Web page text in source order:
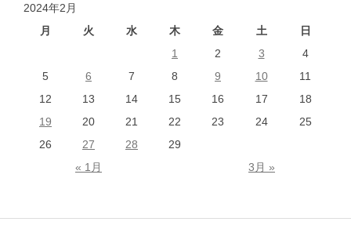
2024年2月
月
火 水 木 金 土 日
« 1月 3月 »
1 2 3
4
5
6 7 8 9 10
11
12
13 14 15 16 17
18
19
20 21 22 23 24
25
26
27 28 29